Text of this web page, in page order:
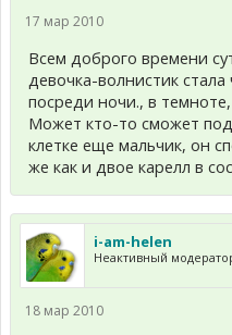
17 мар 2010
Всем доброго времени
девочка-волнистик стала
посреди ночи., в
Может кто-то сможет
клетке еще мальчик, он
же как и двое карелл в
i-am-helen
Неактивный
18 мар 2010